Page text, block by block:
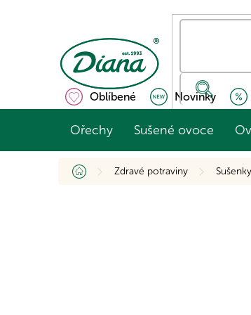
Oblíbené Novinky
Ořechy Sušené ovoce
Domů Zdravé potraviny Sušenky